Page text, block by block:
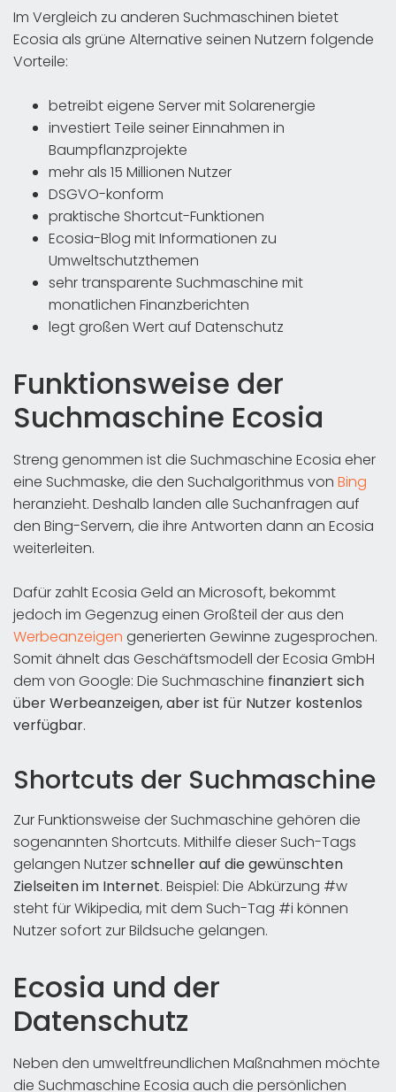
Im Vergleich zu anderen Suchmaschinen bietet
Ecosia als grüne Alternative seinen Nutzern folgende
Vorteile:
betreibt eigene Server mit Solarenergie
investiert Teile seiner Einnahmen in
Baumpflanzprojekte
mehr als 15 Millionen Nutzer
DSGVO-konform
praktische Shortcut-Funktionen
Ecosia-Blog mit Informationen zu
Umweltschutzthemen
sehr transparente Suchmaschine mit
monatlichen Finanzberichten
legt großen Wert auf Datenschutz
Funktionsweise der
Suchmaschine Ecosia
Streng genommen ist die Suchmaschine Ecosia eher
eine Suchmaske, die den Suchalgorithmus von Bing
heranzieht. Deshalb landen alle Suchanfragen auf
den Bing-Servern, die ihre Antworten dann an Ecosia
weiterleiten.
Dafür zahlt Ecosia Geld an Microsoft, bekommt
jedoch im Gegenzug einen Großteil der aus den
Werbeanzeigen generierten Gewinne zugesprochen.
Somit ähnelt das Geschäftsmodell der Ecosia GmbH
dem von Google: Die Suchmaschine finanziert sich
über Werbeanzeigen, aber ist für Nutzer kostenlos
verfügbar.
Shortcuts der Suchmaschine
Zur Funktionsweise der Suchmaschine gehören die
sogenannten Shortcuts. Mithilfe dieser Such-Tags
gelangen Nutzerschneller auf die gewünschten
Zielseiten im Internet. Beispiel: Die Abkürzung #w
steht für Wikipedia, mit dem Such-Tag #i können
Nutzer sofort zur Bildsuche gelangen.
Ecosia und der
Datenschutz
Neben den umweltfreundlichen Maßnahmen möchte
die Suchmaschine Ecosia auch die persönlichen